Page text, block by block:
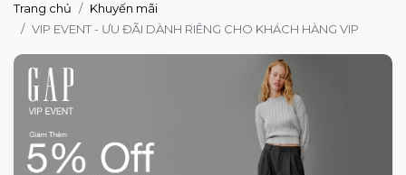
Trang chủ
Khuyến mãi
VIP EVENT - ƯU ĐÃI DÀNH RIÊNG CHO KHÁCH HÀNG VIP